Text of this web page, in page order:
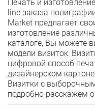
Печать и
line заказа
Market предлагает
изготовление
каталоге, Вы можете
модели визиток:
цифровой способ
дизайнерском
Визитки с
подробно расскажем